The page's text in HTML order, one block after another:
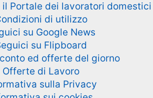
il Portale dei lavoratori domestici
di utilizzo
su Google News
su Flipboard
ed offerte del giorno
Offerte di Lavoro
sulla Privacy